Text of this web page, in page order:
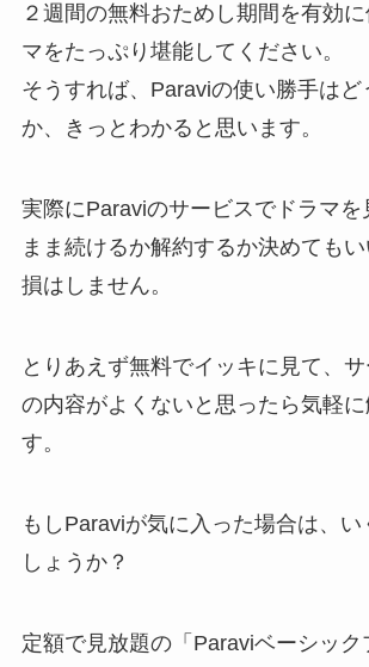
２週間の無料おためし期間を有効
マをたっぷり堪能してください。
そうすれば、Paraviの使い勝手は
か、きっとわかると思います。
実際にParaviのサービスでドラマ
まま続けるか解約するか決めてもい
損はしません。
とりあえず無料でイッキに見て、
の内容がよくないと思ったら気軽
す。
もしParaviが気に入った場合は、
しょうか？
定額で見放題の「Paraviベーシッ